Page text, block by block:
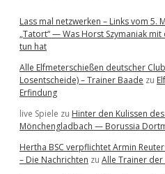
Lass mal netzwerken – Links vom 5.
„Tatort“ — Was Horst Szymaniak
tun hat
Alle Elfmeterschießen deutscher
Losentscheide) – Trainer Baade zu
Erfindung
live Spiele zu Hinter den Kulissen
Mönchengladbach — Borussia
Hertha BSC verpflichtet Armin
– Die Nachrichten zu Alle Trainer der